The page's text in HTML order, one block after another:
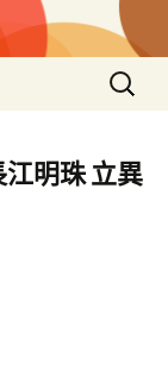
搜
尋
鍵
字:
明珠 立異